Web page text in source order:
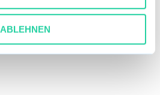
ABLEHNEN